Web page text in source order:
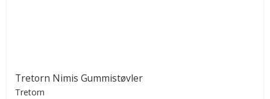
Tretorn Nimis Gummistøvler
Tretorn